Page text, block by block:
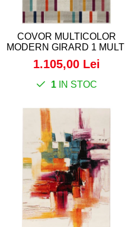
COVOR MULTICOLOR
MODERN GIRARD 1 MULTI
1.105,00 Lei
1IN STOC